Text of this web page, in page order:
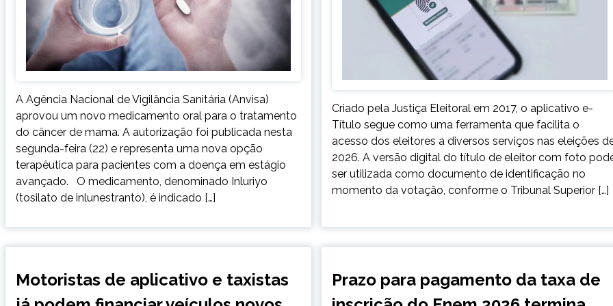
A Agência Nacional de Vigilância Sanitária (Anvisa)
aprovou um novo medicamento oral para o tratamento
do câncer de mama. A autorização foi publicada nesta
segunda-feira (22) e representa uma nova opção
terapêutica para pacientes com a doença em estágio
avançado. O medicamento, denominado Inluriyo
(tosilato de inlunestranto), é indicado […]
Criado pela Justiça Eleitoral em 2017, o aplicativo e-
Título segue como uma ferramenta que facilita o
acesso dos eleitores a diversos serviços nas eleições
2026. A versão digital do título de eleitor com foto
ser utilizada como documento de identificação no
momento da votação, conforme o Tribunal Superior […]
NOTÍCIAS
Motoristas de aplicativo e taxistas
NOTÍCIAS
Prazo para pagamento da taxa de